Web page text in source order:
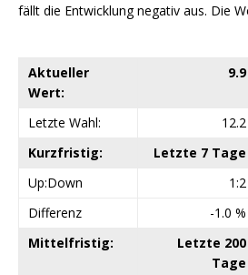
fällt die Entwicklung negativ aus. Die
Aktueller
Wert:
9.9
Letzte Wahl: 12.2
Kurzfristig:
Letzte 7 Tage
Up:Down
1:2
Differenz
-1.0 %
Mittelfristig:
Letzte 200
Tage